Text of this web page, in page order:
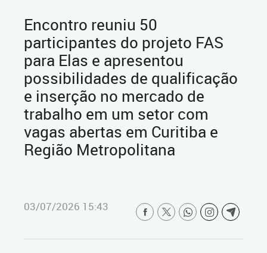
Encontro reuniu 50
participantes do projeto FAS
para Elas e apresentou
possibilidades de qualificação
e inserção no mercado de
trabalho em um setor com
vagas abertas em Curitiba e
Região Metropolitana
03/07/2026 15:43